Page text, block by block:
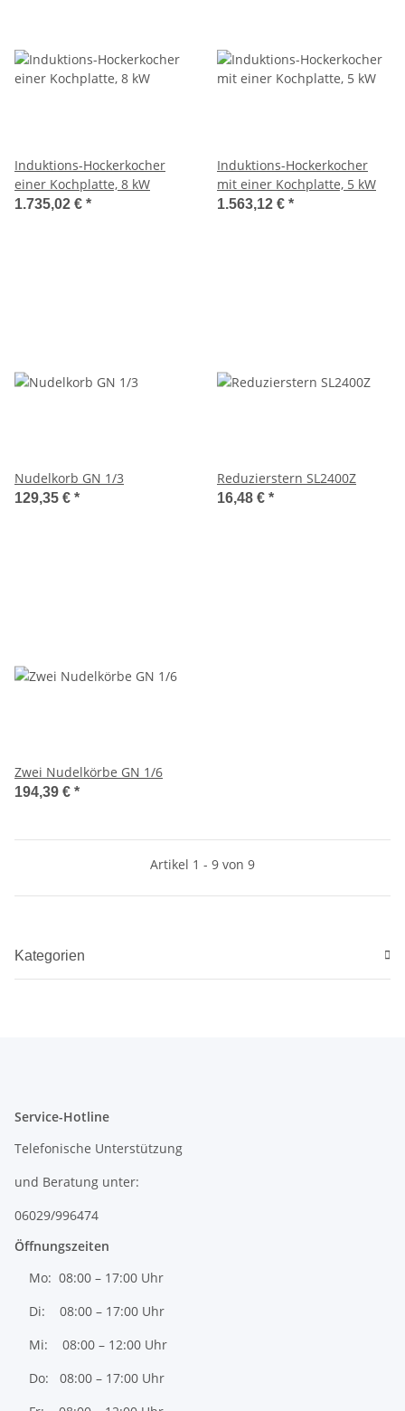
Induktions-Hockerkocher
einer Kochplatte, 8 kW
1.735,02 € *
Induktions-Hockerkocher
mit einer Kochplatte, 5 kW
1.563,12 € *
Nudelkorb GN 1/3
129,35 € *
Reduzierstern SL2400Z
16,48 € *
Zwei Nudelkörbe GN 1/6
194,39 € *
Artikel 1 - 9 von 9
Kategorien
Service-Hotline
Telefonische Unterstützung
und Beratung unter:
06029/996474
Öffnungszeiten
Mo: 08:00 – 17:00 Uhr
Di: 08:00 – 17:00 Uhr
Mi: 08:00 – 12:00 Uhr
Do: 08:00 – 17:00 Uhr